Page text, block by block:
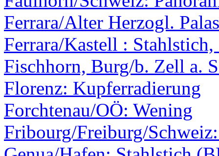
Ferrara/Alter Herzogl.
Ferrara/Kastell :
Fischhorn, Burg/b. Zell a.
Florenz: Kupferradierung
Forchtenau/OÖ: Wening
Fribourg/Freiburg/